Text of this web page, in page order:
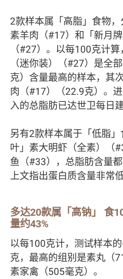
2款样本属「高脂」食物，
素羊肉（#17）和「新月牌
（#27）。以每100克计
（迷你装）（#27）是全
克）含量最高的样本，其
肉（#17）（22.9克）。
入的总脂肪已达世卫每日
另有2款样本属于「低脂
叶」素大明虾（全素）（
鱼（#33），总脂肪含量
上文指出蛋白质含量非常
多达20款属「高钠」 食
量约43%
以每100克计，测试样本
克，最高的组别是素丸（
素家禽（505毫克）。